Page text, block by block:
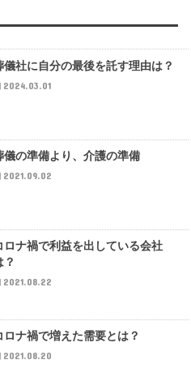
儀社に自分の最後を託す理由は？
2024.03.01
儀の準備より、介護の準備
2021.09.02
ロナ禍で利益を出している会社
？
2021.08.22
ロナ禍で増えた需要とは？
2021.08.20